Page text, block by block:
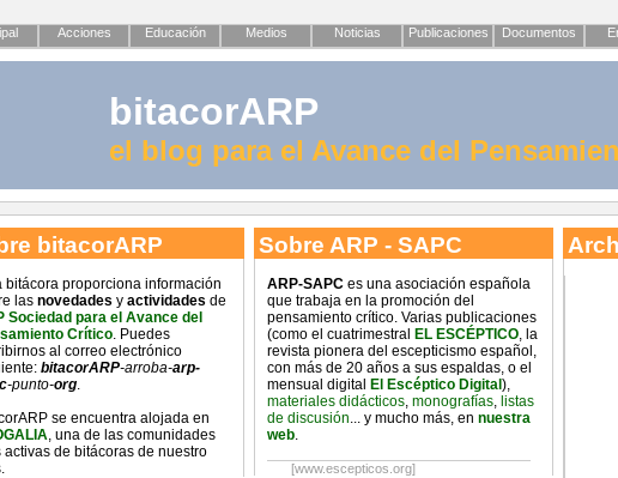
Acciones Educación Medios Noticias Publicaciones Documentos
bitacorARP
el blog para el Avance del
bitacorARP
bitácora proporciona información
las novedades y actividades de
Sociedad para el Avance del
Crítico. Puedes
al correo electrónico
bitacorARP-arroba-arp-
-punto-org.
se encuentra alojada en
, una de las comunidades
activas de bitácoras de nuestro
Sobre ARP - SAPC
ARP-SAPC es una asociación española
que trabaja en la promoción del
pensamiento crítico. Varias publicaciones
(como el cuatrimestral EL ESCÉPTICO, la
revista pionera del escepticismo español,
con más de 20 años a sus espaldas, o el
mensual digital El Escéptico Digital ),
materiales didácticos, monografías, listas
de discusión... y mucho más, en nuestra
web.
[www.escepticos.org]